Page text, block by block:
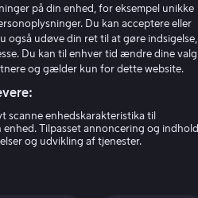
II:
på din enhed, for eksempel unikke
Du kan acceptere eller
også udøve din ret til at gøre indsigelse,
Du kan til enhver tid ændre dine valg
og gælder kun for dette website.
scanne enhedskarakteristika til
Tilpasset annoncering og indhold,
og udvikling af tjenester.